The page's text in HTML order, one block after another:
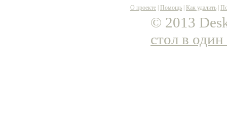
О проекте Помощь Как удалить
© 2013
стол в